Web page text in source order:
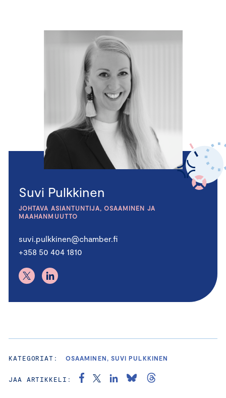
Suvi Pulkkinen
JOHTAVA ASIANTUNTIJA, OSAAMINEN JA
MAAHANMUUTTO
suvi.pulkkinen@chamber.fi
+358 50 404 1810
KATEGORIAT: OSAAMINEN, SUVI PULKKINEN
JAA ARTIKKELI: